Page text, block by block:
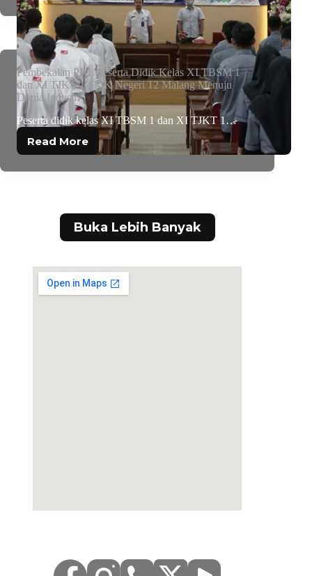
Pembekalan PKL Peserta Didik Kelas XI TBSM 1
dan XI TJKT 1 SMK Negeri 12 Malang Menuju
Dunia Industri
Peserta didik kelas XI TBSM 1 dan XI TJKT 1…
Read More
Buka Lebih Banyak